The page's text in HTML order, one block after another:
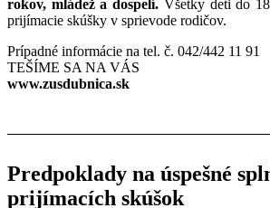
rokov, mládež a dospelí. Všetky deti do
prijímacie skúšky v sprievode rodičov.
Prípadné informácie na tel. č. 042/442 11 91
TEŠÍME SA NA VÁS
www.zusdubnica.sk
Predpoklady na úspešné
prijímacích skúšok